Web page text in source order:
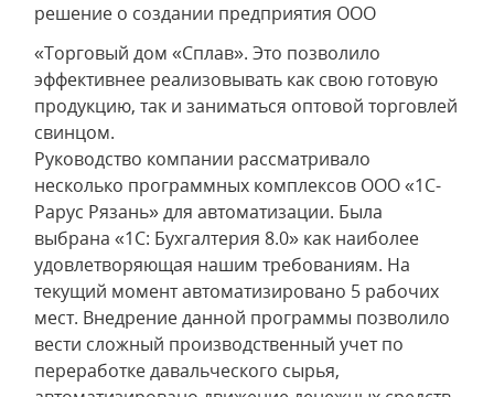
решение о создании предприятия ООО
«Торговый дом «Сплав». Это позволило
эффективнее реализовывать как свою готовую
продукцию, так и заниматься оптовой торговлей
свинцом.
Руководство компании рассматривало
несколько программных комплексов ООО «1С-
Рарус Рязань» для автоматизации. Была
выбрана «1С: Бухгалтерия 8.0» как наиболее
удовлетворяющая нашим требованиям. На
текущий момент автоматизировано 5 рабочих
мест. Внедрение данной программы позволило
вести сложный производственный учет по
переработке давальческого сырья,